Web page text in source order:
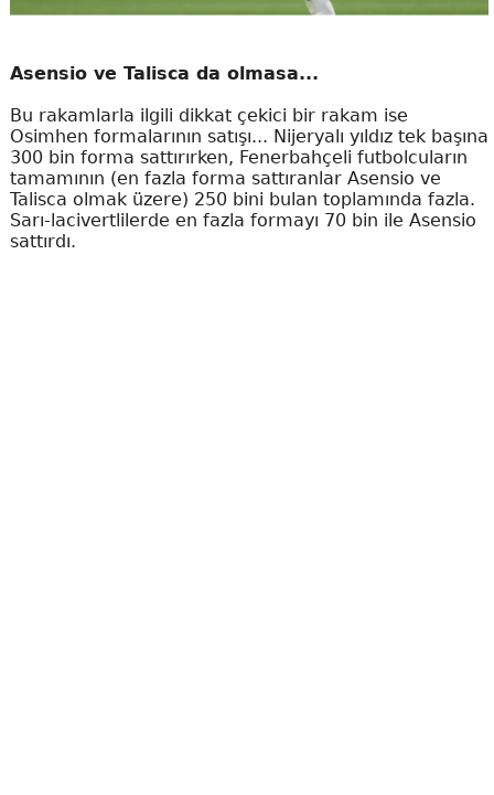
Asensio ve Talisca da olmasa...
Bu rakamlarla ilgili dikkat çekici bir rakam ise
Osimhen formalarının satışı... Nijeryalı yıldız tek başına
300 bin forma sattırırken, Fenerbahçeli futbolcuların
tamamının (en fazla forma sattıranlar Asensio ve
Talisca olmak üzere) 250 bini bulan toplamında fazla.
Sarı-lacivertlilerde en fazla formayı 70 bin ile Asensio
sattırdı.